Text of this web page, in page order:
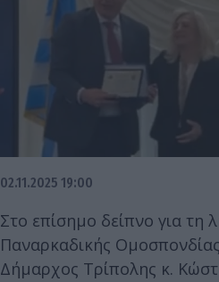
02.11.2025 19:00
Στο επίσημο δείπνο για τη
Παναρκαδικής
Δήμαρχος Τρίπολης κ.